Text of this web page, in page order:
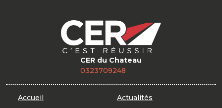
CER du Chateau
0323709248
Accueil Actualités